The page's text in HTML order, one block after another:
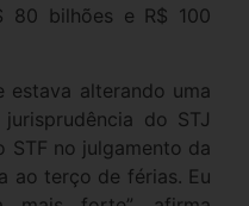
80 bilhões e R$ 100
estava alterando uma
do STJ
no julgamento da
ao terço de férias. Eu